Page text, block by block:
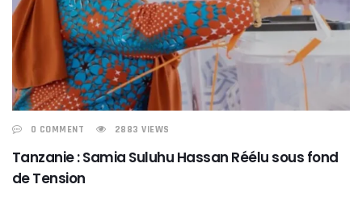
0 COMMENT 2883 VIEWS
Tanzanie : Samia Suluhu Hassan Réélu sous fond
de Tension